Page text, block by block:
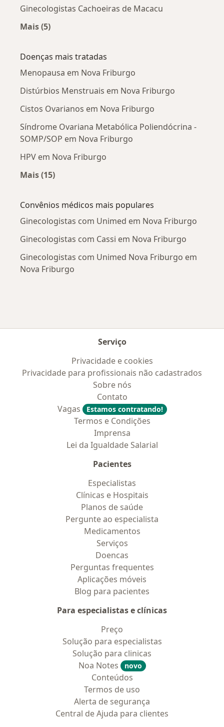
Ginecologistas Cachoeiras de Macacu
Mais (5)
Doenças mais tratadas
Menopausa em Nova Friburgo
Distúrbios Menstruais em Nova Friburgo
Cistos Ovarianos em Nova Friburgo
Síndrome Ovariana Metabólica Poliendócrina -
SOMP/SOP em Nova Friburgo
HPV em Nova Friburgo
Mais (15)
Convênios médicos mais populares
Ginecologistas com Unimed em Nova Friburgo
Ginecologistas com Cassi em Nova Friburgo
Ginecologistas com Unimed Nova Friburgo em
Nova Friburgo
Serviço
Privacidade e cookies
Privacidade para profissionais não cadastrados
Sobre nós
Contato
Vagas
Estamos contratando!
Termos e Condições
Imprensa
Lei da Igualdade Salarial
Pacientes
Especialistas
Clínicas e Hospitais
Planos de saúde
Pergunte ao especialista
Medicamentos
Serviços
Doencas
Perguntas frequentes
Aplicações móveis
Blog para pacientes
Para especialistas e clínicas
Preço
Solução para especialistas
Solução para clinicas
Noa Notes
novo
Conteúdos
Termos de uso
Alerta de segurança
Central de Ajuda para clientes